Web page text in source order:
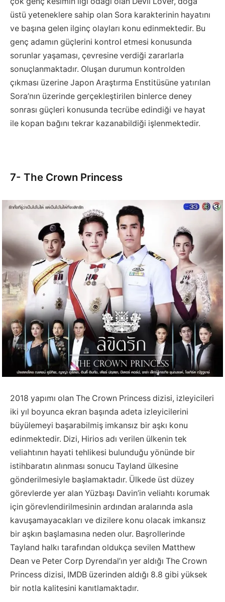
üstü yeteneklere sahip olan Sora karakterinin hayatını
ve başına gelen ilginç olayları konu edinmektedir. Bu
genç adamın güçlerini kontrol etmesi konusunda
sorunlar yaşaması, çevresine verdiği zararlarla
sonuçlanmaktadır. Oluşan durumun kontrolden
çıkması üzerine Japon Araştırma Enstitüsüne yatırılan
Sora’nın üzerinde gerçekleştirilen binlerce deney
sonrası güçleri konusunda tecrübe edindiği ve hayat
ile kopan bağını tekrar kazanabildiği işlenmektedir.
7- The Crown Princess
2018 yapımı olan The Crown Princess dizisi, izleyicileri
iki yıl boyunca ekran başında adeta izleyicilerini
büyülemeyi başarabilmiş imkansız bir aşkı konu
edinmektedir. Dizi, Hirios adı verilen ülkenin tek
veliahtının hayati tehlikesi bulunduğu yönünde bir
istihbaratın alınması sonucu Tayland ülkesine
gönderilmesiyle başlamaktadır. Ülkede üst düzey
görevlerde yer alan Yüzbaşı Davin’in veliahtı korumak
için görevlendirilmesinin ardından aralarında asla
kavuşamayacakları ve dizilere konu olacak imkansız
bir aşkın başlamasına neden olur. Başrollerinde
Tayland halkı tarafından oldukça sevilen Matthew
Dean ve Peter Corp Dyrendal’ın yer aldığı The Crown
Princess dizisi, IMDB üzerinden aldığı 8.8 gibi yüksek
bir notla kalitesini kanıtlamaktadır.